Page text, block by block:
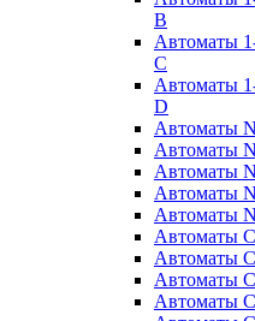
B
Автоматы
C
Автоматы
D
Автоматы
Автоматы
Автоматы
Автоматы
Автоматы
Автоматы
Автоматы
Автоматы
Автоматы